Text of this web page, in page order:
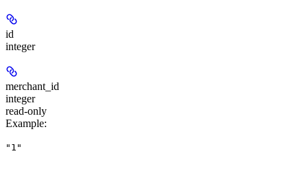
id
integer
merchant_id
integer
read-only
Example:
"1"